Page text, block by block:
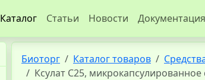
Каталог Статьи Новости Документация
Биоторг Каталог товаров
Ксулат С25, микрокапсулированное